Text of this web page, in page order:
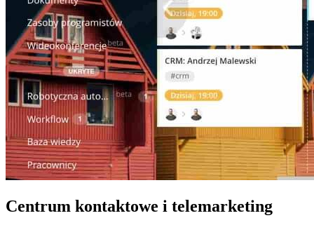
Centrum kontaktowe i telemarketing